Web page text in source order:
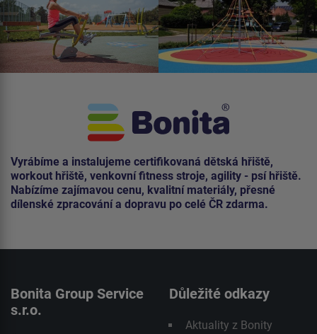
Vyrábíme a instalujeme certifikovaná dětská hřiště,
workout hřiště, venkovní fitness stroje, agility - psí hřiště.
Nabízíme zajímavou cenu, kvalitní materiály, přesné
dílenské zpracování a dopravu po celé ČR zdarma.
Bonita Group Service
s.r.o.
Důležité odkazy
Aktuality z Bonity